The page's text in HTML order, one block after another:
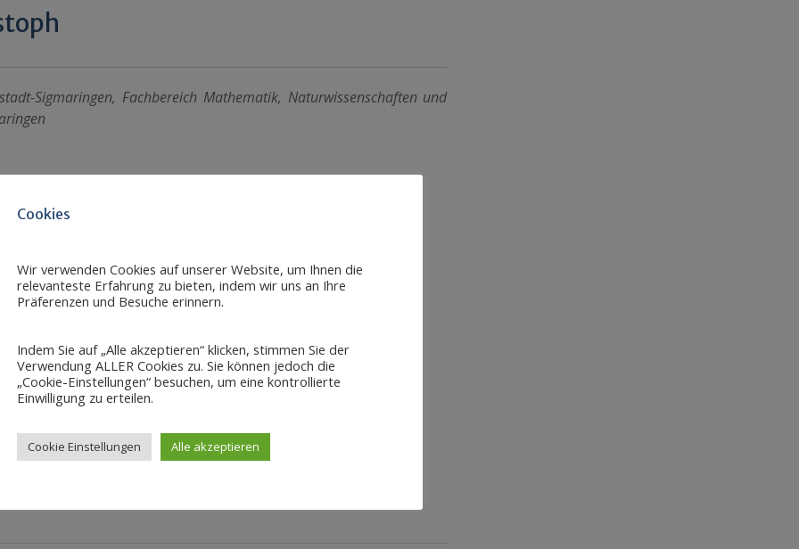
Sigmaringen, Fachbereich Mathematik, Naturwissenschaften und
christoph-siepermann
Cookies
Wir verwenden Cookies auf unserer Website, um Ihnen die
relevanteste Erfahrung zu bieten, indem wir uns an Ihre
Präferenzen und Besuche erinnern.
Indem Sie auf „Alle akzeptieren“ klicken, stimmen Sie der
Verwendung ALLER Cookies zu. Sie können jedoch die
„Cookie-Einstellungen“ besuchen, um eine kontrollierte
Einwilligung zu erteilen.
Cookie Einstellungen Alle akzeptieren